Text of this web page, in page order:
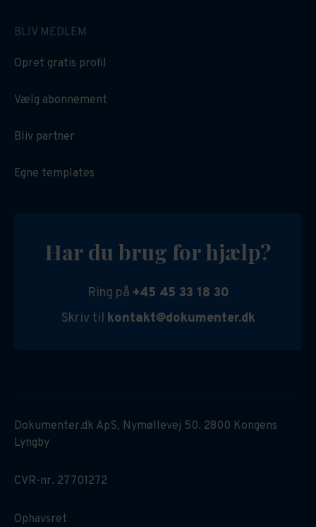
BLIV MEDLEM
Opret gratis profil
Vælg abonnement
Bliv partner
Egne templates
Har du brug for hjælp?
Ring på +45 45 33 18 30
Skriv til kontakt@dokumenter.dk
Dokumenter.dk ApS, Nymøllevej 50. 2800 Kongens
Lyngby
CVR-nr. 27701272
Ophavsret